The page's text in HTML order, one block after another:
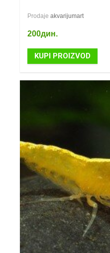
Prodaje akvarijumart
200дин.
KUPI PROIZVOD